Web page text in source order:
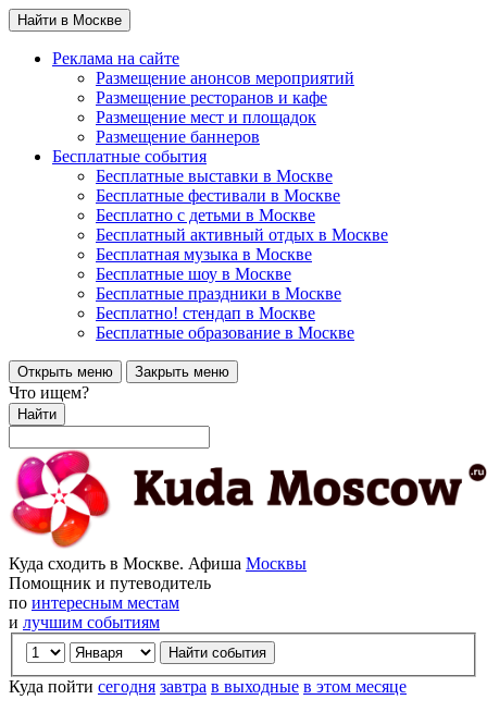
Найти в Москве
Реклама на сайте
Размещение анонсов мероприятий
Размещение ресторанов и кафе
Размещение мест и площадок
Размещение баннеров
Бесплатные события
Бесплатные выставки в Москве
Бесплатные фестивали в Москве
Бесплатно с детьми в Москве
Бесплатный активный отдых в Москве
Бесплатная музыка в Москве
Бесплатные шоу в Москве
Бесплатные праздники в Москве
Бесплатно! стендап в Москве
Бесплатные образование в Москве
Открыть меню Закрыть меню
Что ищем?
Найти
Куда сходить в Москве. Афиша Москвы
Помощник и путеводитель
по интересным местам
и лучшим событиям
Куда пойти сегодня завтра в выходные в этом месяце